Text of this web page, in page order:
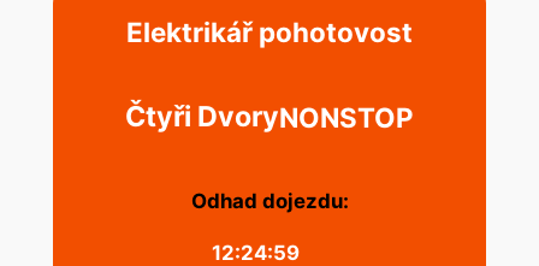
Elektrikář pohotovost
Čtyři DvoryNONSTOP
Odhad dojezdu:
12:24:59